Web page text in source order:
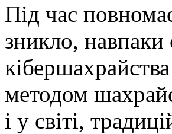
Під час
зникло, навпаки
методом
і у світі,